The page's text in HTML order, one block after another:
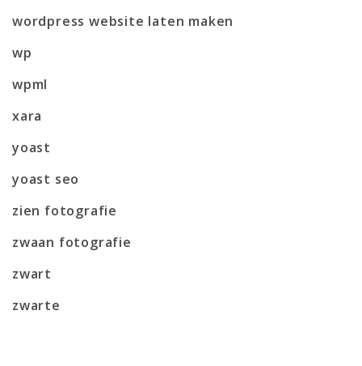
wordpress website laten maken
wp
wpml
xara
yoast
yoast seo
zien fotografie
zwaan fotografie
zwart
zwarte